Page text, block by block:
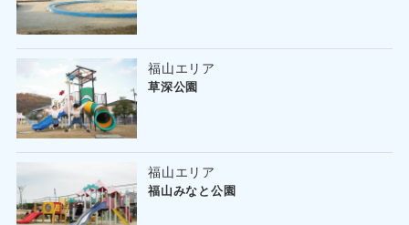
福山エリア
草深公園
福山エリア
福山みなと公園